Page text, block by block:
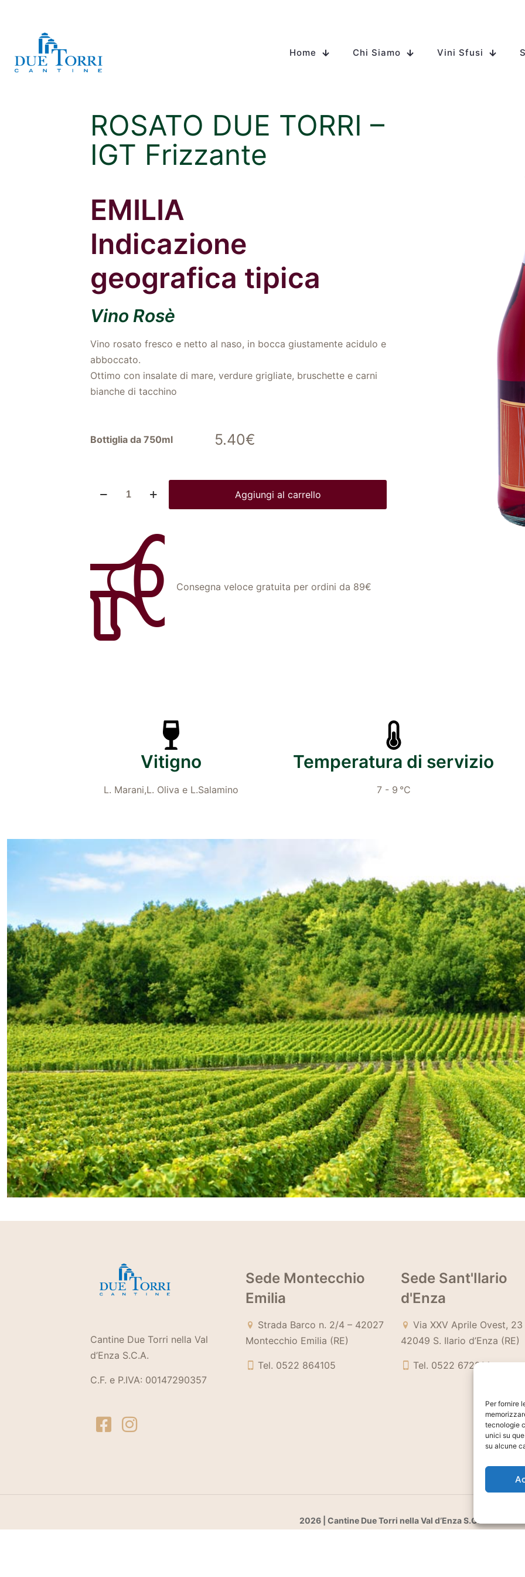
Per fornire
tecnologie
unici su
su alcune
Home Chi Siamo Vini Sfusi
ROSATO DUE TORRI –
IGT Frizzante
EMILIA
Indicazione
geografica tipica
Vino Rosè
Vino rosato fresco e netto al naso, in bocca giustamente acidulo e
abboccato.
Ottimo con insalate di mare, verdure grigliate, bruschette e carni
bianche di tacchino
Bottiglia da 750ml 5.40€
Aggiungi al carrello
Consegna veloce gratuita per ordini da 89€
Vitigno
L. Marani,L. Oliva e L.Salamino
Temperatura di servizio
7 - 9 °C
Cantine Due Torri nella Val
d’Enza S.C.A.
C.F. e P.IVA: 00147290357
Sede Montecchio
Emilia
Strada Barco n. 2/4 – 42027
Montecchio Emilia (RE)
Tel. 0522 864105
Sede Sant'Ilario
d'Enza
Via XXV Aprile Ovest, 23
42049 S. Ilario d’Enza (RE)
Tel. 0522 672214
2026 | Cantine Due Torri nella Val d’Enza S.C.A.